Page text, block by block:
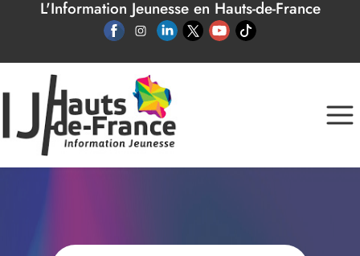
Panneau de gestion des cookies
L'Information Jeunesse en Hauts-de-France